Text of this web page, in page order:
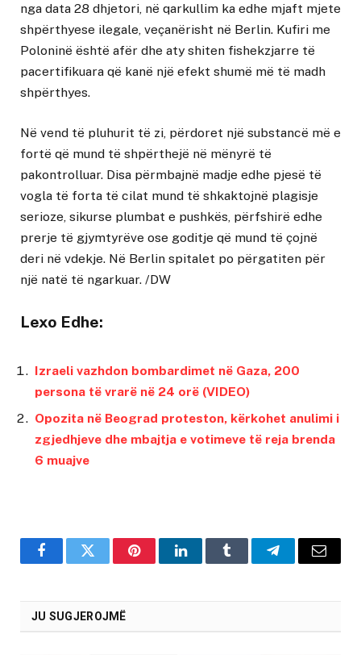
nga data 28 dhjetori, në qarkullim ka edhe mjaft mjete
shpërthyese ilegale, veçanërisht në Berlin. Kufiri me
Poloninë është afër dhe aty shiten fishekzjarre të
pacertifikuara që kanë një efekt shumë më të madh
shpërthyes.
Në vend të pluhurit të zi, përdoret një substancë më e
fortë që mund të shpërthejë në mënyrë të
pakontrolluar. Disa përmbajnë madje edhe pjesë të
vogla të forta të cilat mund të shkaktojnë plagisje
serioze, sikurse plumbat e pushkës, përfshirë edhe
prerje të gjymtyrëve ose goditje që mund të çojnë
deri në vdekje. Në Berlin spitalet po përgatiten për
një natë të ngarkuar. /DW
Lexo Edhe:
Izraeli vazhdon bombardimet në Gaza, 200
persona të vrarë në 24 orë (VIDEO)
Opozita në Beograd proteston, kërkohet anulimi i
zgjedhjeve dhe mbajtja e votimeve të reja brenda
6 muajve
FacebookTwitter PinterestLinkedInTumblr TelegramEmail
JU SUGJEROJMË